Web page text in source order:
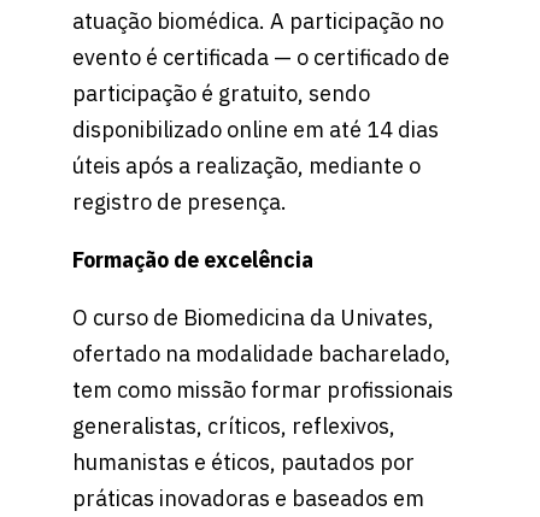
atuação biomédica. A participação no
evento é certificada — o certificado de
participação é gratuito, sendo
disponibilizado online em até 14 dias
úteis após a realização, mediante o
registro de presença.
Formação de excelência
O curso de Biomedicina da Univates,
ofertado na modalidade bacharelado,
tem como missão formar profissionais
generalistas, críticos, reflexivos,
humanistas e éticos, pautados por
práticas inovadoras e baseados em